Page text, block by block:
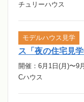
チュリーハウス
ス「夜の住宅見学
開催：6月1日(月)〜9
Cハウス
モデルハウス見学